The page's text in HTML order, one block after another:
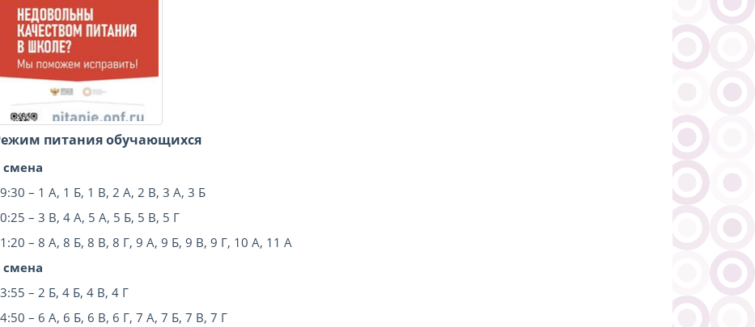
питания обучающихся
смена
– 1 А, 1 Б, 1 В, 2 А, 2 В, 3 А, 3 Б
– 3 В, 4 А, 5 А, 5 Б, 5 В, 5 Г
– 8 А, 8 Б, 8 В, 8 Г, 9 А, 9 Б, 9 В, 9 Г, 10 А, 11 А
смена
– 2 Б, 4 Б, 4 В, 4 Г
– 6 А, 6 Б, 6 В, 6 Г, 7 А, 7 Б, 7 В, 7 Г